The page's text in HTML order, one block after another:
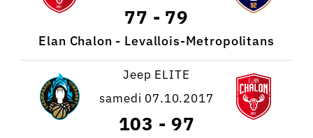
77 - 79
Elan Chalon - Levallois-Metropolitans
Jeep ELITE
samedi 07.10.2017
103 - 97